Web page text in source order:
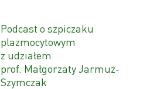
Podcast o szpiczaku
plazmocytowym
z udziałem
prof. Małgorzaty Jarmuż-
Szymczak